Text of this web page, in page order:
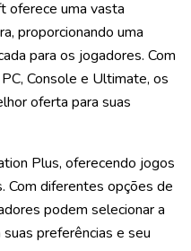
oferece uma vasta
proporcionando uma
para os jogadores. Com
Console e Ultimate, os
oferta para suas
Plus, oferecendo jogos
Com diferentes opções de
podem selecionar a
preferências e seu